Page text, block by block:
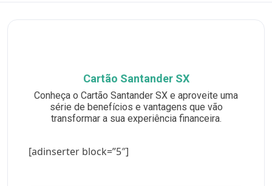
Legal
Cartão Santander SX
Conheça o Cartão Santander SX e aproveite uma
série de benefícios e vantagens que vão
transformar a sua experiência financeira.
[adinserter block=”5″]